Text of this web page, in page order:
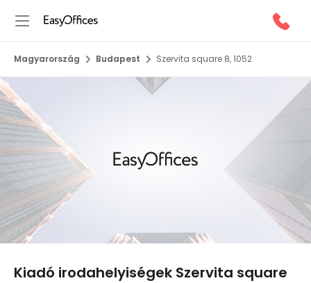
Magyarország Budapest Szervita square 8, 1052
Kiadó irodahelyiségek Szervita square